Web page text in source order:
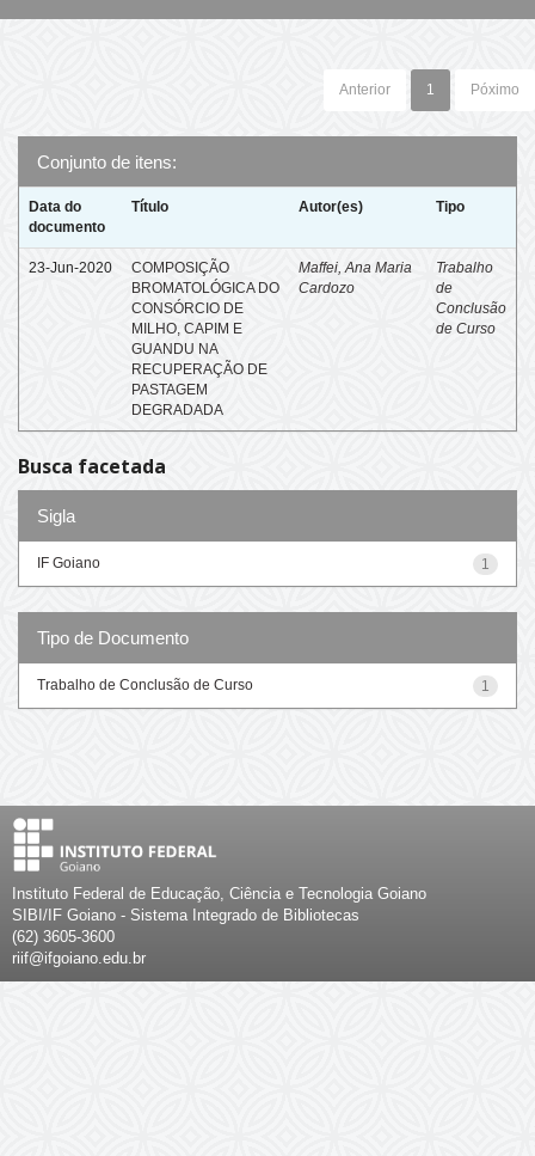
Anterior 1 Póximo
Conjunto de itens:
Data do
documento
Título Autor(es) Tipo
23-Jun-2020
COMPOSIÇÃO
BROMATOLÓGICA DO
CONSÓRCIO DE
MILHO, CAPIM E
GUANDU NA
RECUPERAÇÃO DE
PASTAGEM
DEGRADADA
Maffei, Ana Maria
Cardozo
Trabalho
de
Conclusão
de Curso
Busca facetada
Sigla
1
IF Goiano
Tipo de Documento
1
Trabalho de Conclusão de Curso
Instituto Federal de Educação, Ciência e Tecnologia Goiano
SIBI/IF Goiano - Sistema Integrado de Bibliotecas
(62) 3605-3600
riif@ifgoiano.edu.br